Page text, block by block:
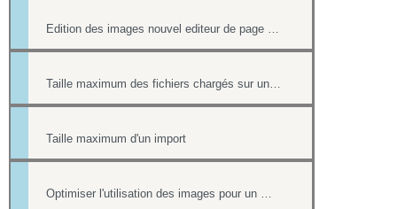
Edition des images nouvel editeur de page html
Taille maximum des fichiers chargés sur un site
Taille maximum d'un import
Optimiser l'utilisation des images pour un meilleur référencement